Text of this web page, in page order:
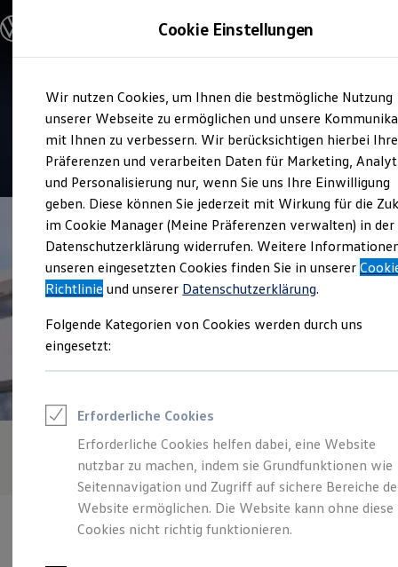
Hauptinhalt
springen
Footer
springen
Modelle & Konfigurator
Nutzfahrzeugkategorien entdecken
Modelle konfigurieren
Vorgängermodelle und Oldtimer
Vorgängermodelle
Oldtimer
Bulli Historie
Branchenlösungen & Gewerbekunden
Umbaulösungen und Hersteller finden
Auf- und Umbauten entdecken & konfigurieren
Groß- und Sonderkunden
Großkunden
Kommunen & Behörden
Journalisten
Sportvereine
Branchenlösungen
Gewerbliche Personenbeförderung
Service & mobile Werkstätten
Kühlfahrzeuge
ONE Business ID Vorteile
Fahrzeugsuche & Marktplatz
Fahrzeugsuche
Fahrzeuge online kaufen
Digitaler Marktplatz
Kauf & Finanzierung
Online-Fahrzeugbewertung
Aktionen & Angebote
Service
Autohaus Thomas Kapinsky
4.8| 71 Bewertungen
Cookie Einstellungen
Wir nutzen Cookies, um Ihnen die bestmögliche Nutzung
unserer Webseite zu ermöglichen und unsere
mit Ihnen zu verbessern. Wir berücksichtigen hierbei Ihre
Präferenzen und verarbeiten Daten für Marketing,
und Personalisierung nur, wenn Sie uns Ihre Einwilligung
geben. Diese können Sie jederzeit mit Wirkung für die
im Cookie Manager (Meine Präferenzen verwalten) in der
Datenschutzerklärung widerrufen. Weitere
unseren eingesetzten Cookies finden Sie in unserer
Richtlinie und unserer Datenschutzerklärung.
Folgende Kategorien von Cookies werden durch uns
eingesetzt:
Erforderliche Cookies
Erforderliche Cookies helfen dabei, eine Website
nutzbar zu machen, indem sie Grundfunktionen wie
Seitennavigation und Zugriff auf sichere Bereiche
Website ermöglichen. Die Website kann ohne diese
Cookies nicht richtig funktionieren.